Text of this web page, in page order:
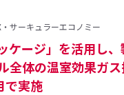
サーキュラーエコノミー
ケージ」を活用し
全体の温室効果ガ
で実施